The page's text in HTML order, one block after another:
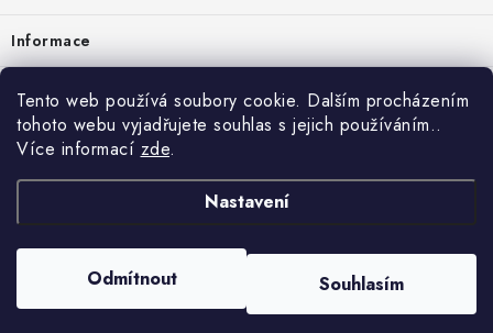
Tento web používá soubory cookie. Dalším procházením
tohoto webu vyjadřujete souhlas s jejich používáním..
Více informací zde.
Nastavení
Odmítnout Souhlasím
Informace
Prodejna
Rady a tipy
Nastavil tým EshopyUmíme.cz
vzduchotechnika-ventilace. Všechna práva vyhrazena.